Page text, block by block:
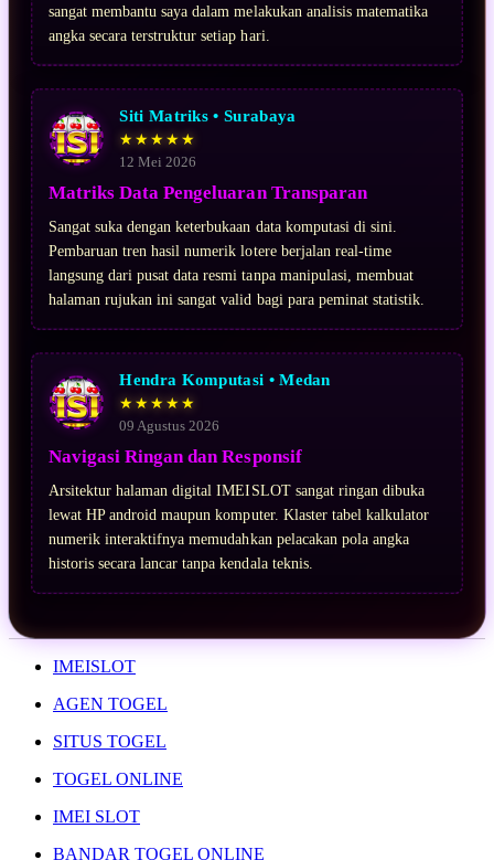
sangat membantu saya dalam melakukan analisis matematika
angka secara terstruktur setiap hari.
Siti Matriks • Surabaya
★★★★★
12 Mei 2026
Matriks Data Pengeluaran Transparan
Sangat suka dengan keterbukaan data komputasi di sini.
Pembaruan tren hasil numerik lotere berjalan real-time
langsung dari pusat data resmi tanpa manipulasi, membuat
halaman rujukan ini sangat valid bagi para peminat statistik.
Hendra Komputasi • Medan
★★★★★
09 Agustus 2026
Navigasi Ringan dan Responsif
Arsitektur halaman digital IMEISLOT sangat ringan dibuka
lewat HP android maupun komputer. Klaster tabel kalkulator
numerik interaktifnya memudahkan pelacakan pola angka
historis secara lancar tanpa kendala teknis.
IMEISLOT
AGEN TOGEL
SITUS TOGEL
TOGEL ONLINE
IMEI SLOT
BANDAR TOGEL ONLINE